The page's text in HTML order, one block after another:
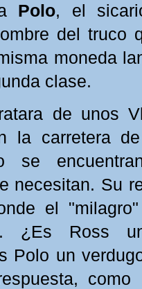
Polo, el
del truco
moneda
clase.
de unos
la carretera
se
necesitan. Su
el
¿Es Ross
Polo un